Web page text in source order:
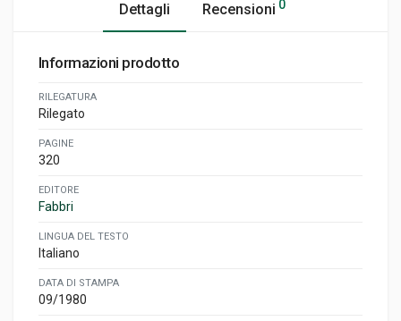
Dettagli Recensioni 0
Informazioni prodotto
RILEGATURA
Rilegato
PAGINE
320
EDITORE
Fabbri
LINGUA DEL TESTO
Italiano
DATA DI STAMPA
09/1980